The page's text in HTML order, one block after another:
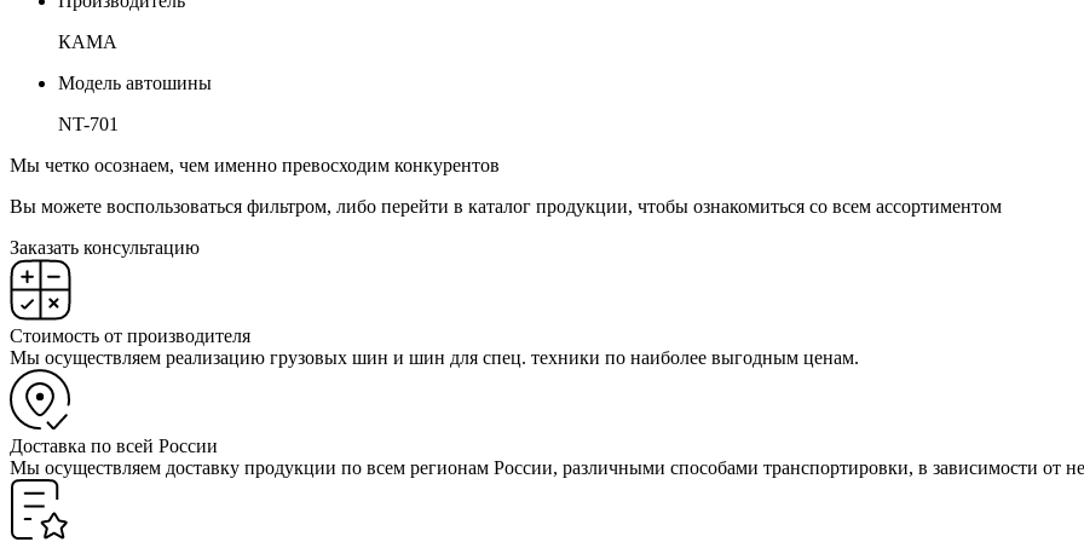
КАМА
Модель автошины
NT-701
Мы четко осознаем, чем именно превосходим конкурентов
Вы можете воспользоваться фильтром, либо перейти в каталог продукции, чтобы ознакомиться со всем ассортиментом
Заказать консультацию
Стоимость от производителя
Мы осуществляем реализацию грузовых шин и шин для спец. техники по наиболее выгодным ценам.
Доставка по всей России
Мы осуществляем доставку продукции по всем регионам России, различными способами транспортировки, в зависимости от